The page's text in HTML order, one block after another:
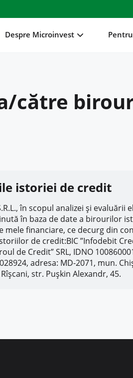
Despre Microinvest
către
istoriei de credit
în scopul analizei și
în baza de date a birourilor
financiare, ce decurg din
de credit:BIC ”Infodebit
de Credit” SRL, IDNO
adresa: MD-2071, mun.
str. Puşkin Alexandr, 45.